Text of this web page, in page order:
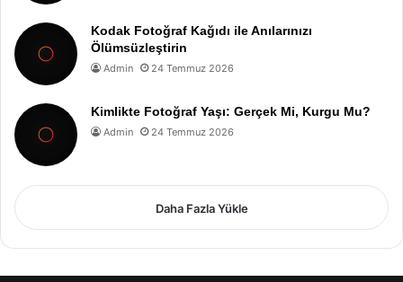
Kodak Fotoğraf Kağıdı ile Anılarınızı
Ölümsüzleştirin
Admin 24 Temmuz 2026
Kimlikte Fotoğraf Yaşı: Gerçek Mi, Kurgu Mu?
Admin 24 Temmuz 2026
Daha Fazla Yükle